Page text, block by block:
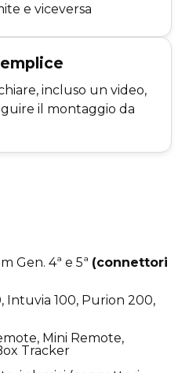
e viceversa
incluso un video,
il montaggio da
Gen. 4ª e 5ª (connettori
Intuvia 100, Purion 200,
Mini Remote,
Tracker